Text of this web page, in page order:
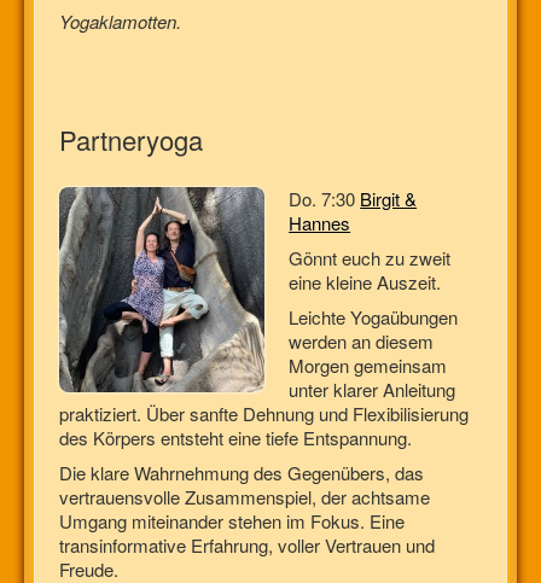
Yogaklamotten.
Partneryoga
Do. 7:30 Birgit &
Hannes
Gönnt euch zu zweit
eine kleine Auszeit.
Leichte Yogaübungen
werden an diesem
Morgen gemeinsam
unter klarer Anleitung
praktiziert. Über sanfte Dehnung und Flexibilisierung
des Körpers entsteht eine tiefe Entspannung.
Die klare Wahrnehmung des Gegenübers, das
vertrauensvolle Zusammenspiel, der achtsame
Umgang miteinander stehen im Fokus. Eine
transinformative Erfahrung, voller Vertrauen und
Freude.